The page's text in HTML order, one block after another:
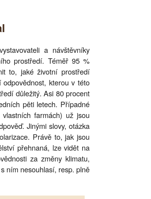
a návštěvníky
prostředí. Téměř 95 %
to, jaké životní prostředí
kterou v této
důležitý. Asi 80 procent
pěti letech. Případné
farmách) už jsou
Jinými slovy, otázka
Právě to, jak jsou
přehnaná, lze vidět na
za změny klimatu,
ním nesouhlasí, resp. plně